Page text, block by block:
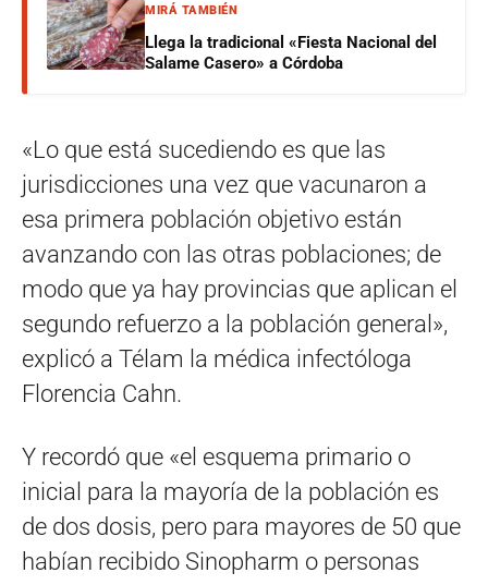
MIRÁ TAMBIÉN
Llega la tradicional «Fiesta Nacional del
Salame Casero» a Córdoba
«Lo que está sucediendo es que las
jurisdicciones una vez que vacunaron a
esa primera población objetivo están
avanzando con las otras poblaciones; de
modo que ya hay provincias que aplican el
segundo refuerzo a la población general»,
explicó a Télam la médica infectóloga
Florencia Cahn.
Y recordó que «el esquema primario o
inicial para la mayoría de la población es
de dos dosis, pero para mayores de 50 que
habían recibido Sinopharm o personas